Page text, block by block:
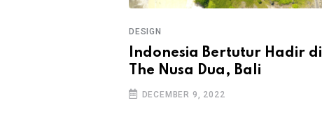
DESIGN
Indonesia Bertutur Hadir di
The Nusa Dua, Bali
DECEMBER 9, 2022